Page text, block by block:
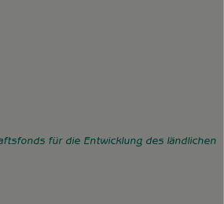
für die Entwicklung des ländlichen